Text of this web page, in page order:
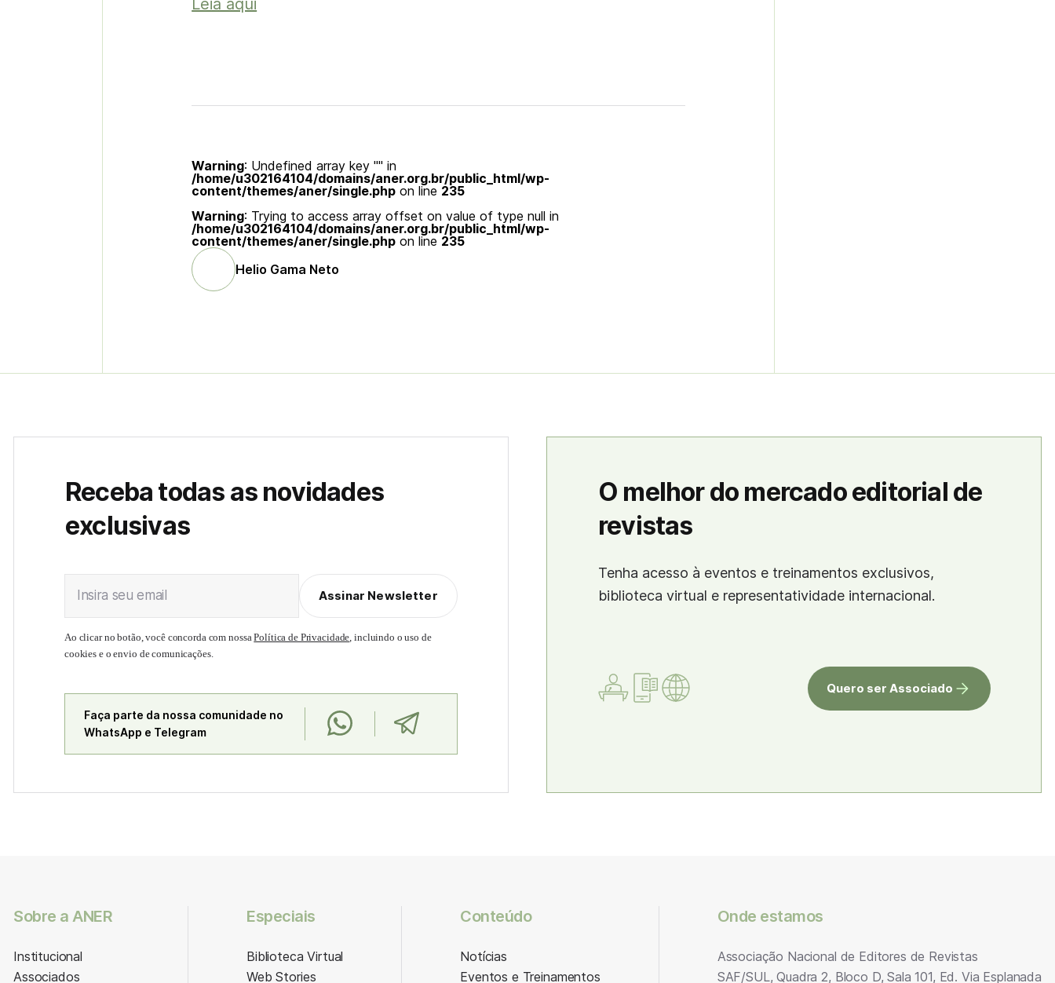
Leia aqui
Warning: Undefined array key "" in
/home/u302164104/domains/aner.org.br/public_html/wp-
content/themes/aner/single.php on line 235
Warning: Trying to access array offset on value of type null in
/home/u302164104/domains/aner.org.br/public_html/wp-
content/themes/aner/single.php on line 235
Helio Gama Neto
Receba todas as novidades
exclusivas
Insira seu email Assinar Newsletter
Ao clicar no botão, você concorda com nossaPolítica de Privacidade, incluindo o uso de
cookies e o envio de comunicações.
Faça parte da nossa comunidade no
WhatsApp e Telegram
O melhor do mercado editorial de
revistas
Tenha acesso à eventos e treinamentos exclusivos,
biblioteca virtual e representatividade internacional.
Quero ser Associado
Sobre a ANER
Institucional
Associados
Especiais
Biblioteca Virtual
Web Stories
Conteúdo
Notícias
Eventos e Treinamentos
Onde estamos
Associação Nacional de Editores de Revistas
SAF/SUL, Quadra 2, Bloco D, Sala 101, Ed. Via Esplanada